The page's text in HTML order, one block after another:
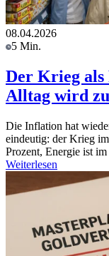
08.04.2026
5 Min.
Der Krieg als
Alltag wird
Die Inflation hat
eindeutig: der Krieg
Prozent, Energie ist
Weiterlesen